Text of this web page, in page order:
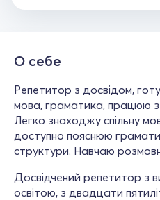
О себе
Репетитор з досвідом,
мова, граматика, працюю з
Легко знаходжу спільну
доступно пояснюю
структури. Навчаю
Досвідчений репетитор з
освітою, з двадцати